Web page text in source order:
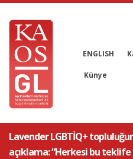
ENGLISH
Künye
Lavender LGBTİQ+
açıklama: “Herkesi bu teklife